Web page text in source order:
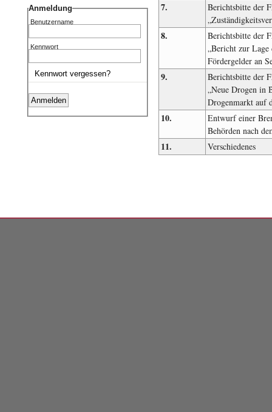
Anmeldung
Benutzername
Kennwort
Kennwort vergessen?
7.
Berichtsbitte der
8.
Berichtsbitte der
„Bericht zur
Fördergelder an
9.
Berichtsbitte der
„Neue Drogen in
Drogenmarkt auf
10.
Entwurf einer
Behörden nach
11. Verschiedenes